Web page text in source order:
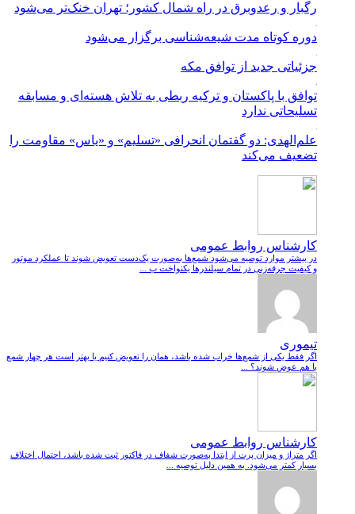
رگبار و رعدوبرق در راه شمال کشور؛ تهران خنک‌تر می‌شود
دوره کوتاه مدت شیعه‌شناسی برگزار می‌شود
جزئیاتی جدید از توافق مکه
توافق با پاکستان و ترکیه ربطی به تلاش هسته‌ای و مسابقه
تسلیحاتی ندارد
علم‌الهدی: دو گفتمان انحرافی «تسلیم» و «یاس» مقاومت را
تضعیف می‌کند
کارشناس روابط عمومی
در بیشتر موارد توصیه می‌شود شمع‌ها به‌صورت یک‌دست تعویض شوند تا عملکرد موتور
و کیفیت جرقه‌زنی در تمام سیلندرها یکنواخت ب ...
تیموری
اگر فقط یکی از شمع‌ها خراب شده باشد، همان را تعویض کنیم یا بهتر است هر چهار شمع
با هم عوض شوند؟ ...
کارشناس روابط عمومی
اگر متراژ و میزان پرت از ابتدا به‌صورت شفاف در فاکتور ثبت شده باشد، احتمال اختلاف
بسیار کمتر می‌شود. به همین دلیل توصیه ...